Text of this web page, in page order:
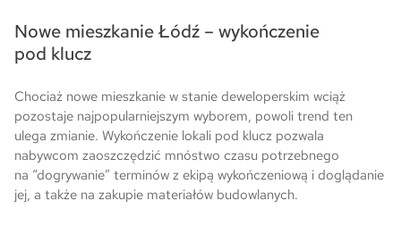
Nowe mieszkanie Łódź – wykończenie
pod klucz
Chociaż nowe mieszkanie w stanie deweloperskim wciąż
pozostaje najpopularniejszym wyborem, powoli trend ten
ulega zmianie. Wykończenie lokali pod klucz pozwala
nabywcom zaoszczędzić mnóstwo czasu potrzebnego
na “dogrywanie” terminów z ekipą wykończeniową i doglądanie
jej, a także na zakupie materiałów budowlanych.